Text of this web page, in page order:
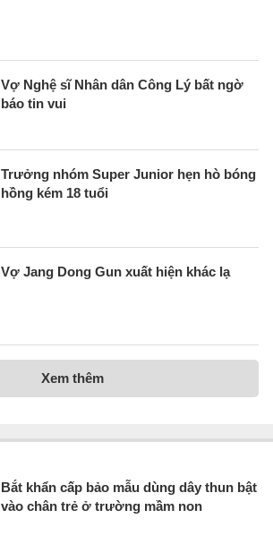
Vợ Nghệ sĩ Nhân dân Công Lý bất ngờ
báo tin vui
Trưởng nhóm Super Junior hẹn hò bóng
hồng kém 18 tuổi
Vợ Jang Dong Gun xuất hiện khác lạ
Xem thêm
Bắt khẩn cấp bảo mẫu dùng dây thun bật
vào chân trẻ ở trường mầm non